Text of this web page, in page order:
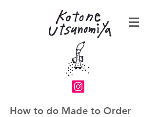
How to do Made to Order